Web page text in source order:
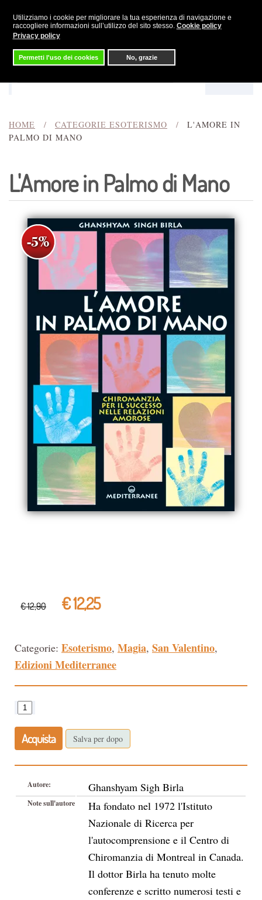
Utilizziamo i cookie per migliorare la tua esperienza di navigazione e
raccogliere informazioni sull’utilizzo del sito stesso. Cookie policy
Privacy policy
Permetti l'uso dei cookies No, grazie
Skip to main content
HOME CATEGORIE ESOTERISMO
L'AMORE IN
PALMO DI MANO
L'Amore in Palmo di Mano
€ 12,90 € 12,25
Categorie: Esoterismo, Magia, San Valentino,
Edizioni Mediterranee
Acquista Salva per dopo
Autore: Ghanshyam Sigh Birla
Note sull'autore
Ha fondato nel 1972 l'Istituto
Nazionale di Ricerca per
l'autocomprensione e il Centro di
Chiromanzia di Montreal in Canada.
Il dottor Birla ha tenuto molte
conferenze e scritto numerosi testi e